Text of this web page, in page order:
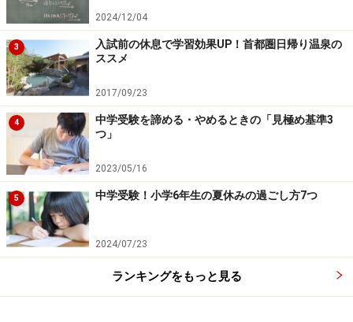
2024/12/04
3
入試前の休息で学習効果UP！首都圏日帰り温泉の
ススメ
2017/09/23
4
中学受験を諦める・やめるときの「見極め基準3
つ」
2023/05/16
5 中学受験！小学6年生の夏休みの過ごし方7つ
2024/07/23
ランキングをもっと見る